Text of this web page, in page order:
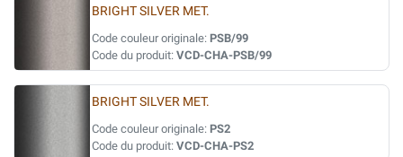
BRIGHT SILVER MET.
Code couleur originale: PSB/99
Code du produit: VCD-CHA-PSB/99
BRIGHT SILVER MET.
Code couleur originale: PS2
Code du produit: VCD-CHA-PS2